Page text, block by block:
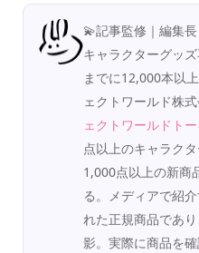
💫記事監修｜編集長
キャラクターグッ
までに12,000本以
ェクトワールド株
ェクトワールドト
点以上のキャラク
1,000点以上の新商
る。メディアで紹
れた正規商品であ
影。実際に商品を確